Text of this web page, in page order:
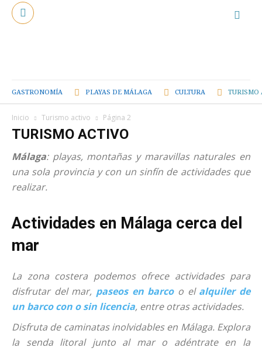
GASTRONOMÍA PLAYAS DE MÁLAGA CULTURA TURISMO
Inicio Turismo activo Página 2
TURISMO ACTIVO
Málaga: playas, montañas y maravillas naturales en
una sola provincia y con un sinfín de actividades que
realizar.
Actividades en Málaga cerca del
mar
La zona costera podemos ofrece actividades para
disfrutar del mar, paseos en barcoo el alquiler de
un barco con o sin licencia, entre otras actividades.
Disfruta de caminatas inolvidables en Málaga. Explora
la senda litoral junto al mar o adéntrate en la